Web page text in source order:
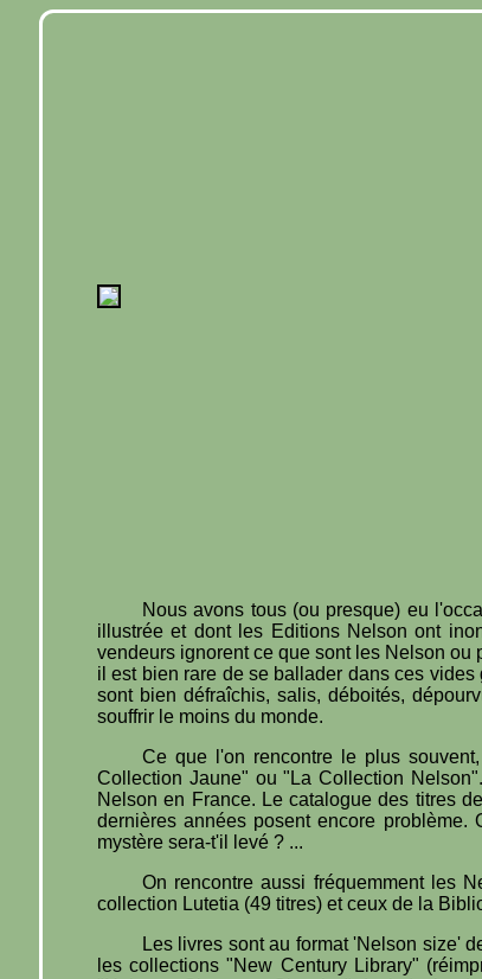
Nous avons tous (ou presque) eu
illustrée et dont les Editions Nelson ont
vendeurs ignorent ce que sont les Nelson
il est bien rare de se ballader dans ces
sont bien défraîchis, salis, déboités,
souffrir le moins du monde.
Ce que l'on rencontre le plus
Collection Jaune" ou "La Collection
Nelson en France. Le catalogue des titres
dernières années posent encore
mystère sera-t'il levé ? ...
On rencontre aussi fréquemment les
collection Lutetia (49 titres) et ceux de la
Les livres sont au format 'Nelson size'
les collections "New Century Library"